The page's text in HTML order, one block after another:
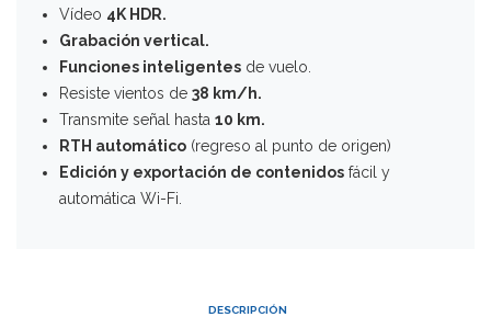
Vídeo 4K HDR.
Grabación vertical.
Funciones inteligentes de vuelo.
Resiste vientos de 38 km/h.
Transmite señal hasta 10 km.
RTH automático (regreso al punto de origen)
Edición y exportación de contenidos fácil y
automática Wi-Fi.
DESCRIPCIÓN